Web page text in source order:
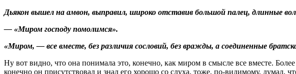
Дьякон вышел на амвон, выправил, широко отставив большой палец, длинные
— «Миром господу помолимся».
«Миром, — все вместе, без различия сословий, без вражды, а соединенные
Ну вот видно, что она понимала это, конечно, как миром в смысле все вместе.
конечно он присутствовал и знал его хорошо со слуха, тоже, по-видимому,